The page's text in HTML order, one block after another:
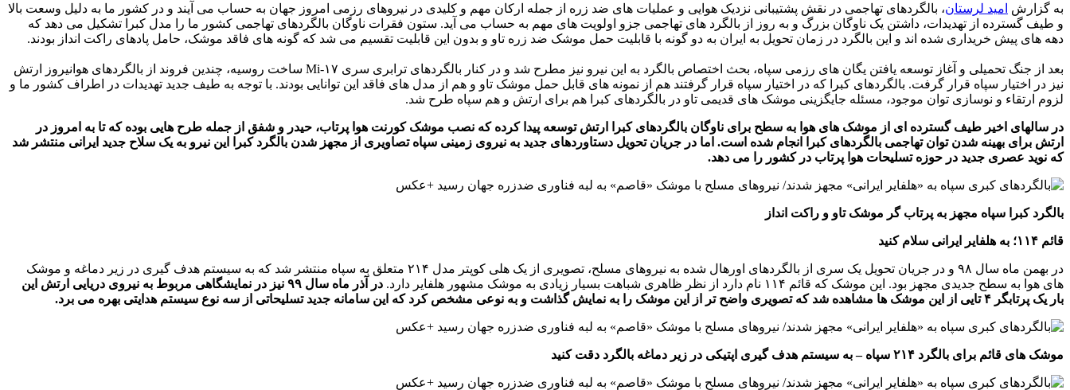
به گزارش امید لرستان، بالگردهای تهاجمی در نقش پشتیبانی نزدیک هوایی و عملیات های ضد زره از جمله ارکان مهم و کلیدی در نیروهای رزمی امروز جهان به حساب می آیند و در کشور ما به دلیل وسعت بالا
و طیف گسترده از تهدیدات، داشتن یک ناوگان بزرگ و به روز از بالگرد های تهاجمی جزو اولویت های مهم به حساب می آید. ستون فقرات ناوگان بالگردهای تهاجمی کشور ما را مدل کبرا تشکیل می دهد که
دهه های پیش خریداری شده اند و این بالگرد در زمان تحویل به ایران به دو گونه با قابلیت حمل موشک ضد زره تاو و بدون این قابلیت تقسیم می شد که گونه های فاقد موشک، حامل پادهای راکت انداز بودند.
بعد از جنگ تحمیلی و آغاز توسعه یافتن یگان های رزمی سپاه، بحث اختصاص بالگرد به این نیرو نیز مطرح شد و در کنار بالگردهای ترابری سری Mi-۱۷ ساخت روسیه، چندین فروند از بالگردهای هوانیروز ارتش
نیز در اختیار سپاه قرار گرفت. بالگردهای کبرا که در اختیار سپاه قرار گرفتند هم از نمونه های قابل حمل موشک تاو و هم از مدل های فاقد این توانایی بودند. با توجه به طیف جدید تهدیدات در اطراف کشور ما و
لزوم ارتقاء و نوسازی توان موجود، مسئله جایگزینی موشک های قدیمی تاو در بالگردهای کبرا هم برای ارتش و هم سپاه طرح شد.
در سالهای اخیر طیف گسترده ای از موشک های هوا به سطح برای ناوگان بالگردهای کبرا ارتش توسعه پیدا کرده که نصب موشک کورنت هوا پرتاب، حیدر و شفق از جمله طرح هایی بوده که تا به امروز در
ارتش برای بهینه شدن توان تهاجمی بالگردهای کبرا انجام شده است. اما در جریان تحویل دستاوردهای جدید به نیروی زمینی سپاه تصاویری از مجهز شدن بالگرد کبرا
این نیرو به یک سلاح جدید ایرانی منتشر شد
که نوید عصری جدید در حوزه تسلیحات هوا پرتاب در کشور را می دهد.
بالگرد کبرا سپاه مجهز به پرتاب گر موشک تاو و راکت انداز
قائم ۱۱۴؛ به هلفایر ایرانی سلام کنید
در بهمن ماه سال ۹۸ و در جریان تحویل یک سری از بالگردهای اورهال شده به نیروهای مسلح، تصویری از یک هلی کوپتر مدل ۲۱۴ متعلق به سپاه منتشر شد که به سیستم هدف گیری در زیر دماغه و موشک
های هوا به سطح جدیدی مجهز بود. این موشک که قائم ۱۱۴ نام دارد از نظر ظاهری شباهت بسیار زیادی به موشک مشهور هلفایر دارد.
در آذر ماه سال ۹۹ نیز در نمایشگاهی مربوط به نیروی دریایی ارتش این
بار یک پرتابگر ۴ تایی از این موشک ها مشاهده شد که تصویری واضح تر از این موشک را به نمایش گذاشت و به نوعی مشخص کرد که این سامانه جدید تسلیحاتی از سه نوع سیستم هدایتی بهره می برد.
موشک های قائم برای بالگرد ۲۱۴ سپاه – به سیستم هدف گیری اپتیکی در زیر دماغه بالگرد دقت کنید